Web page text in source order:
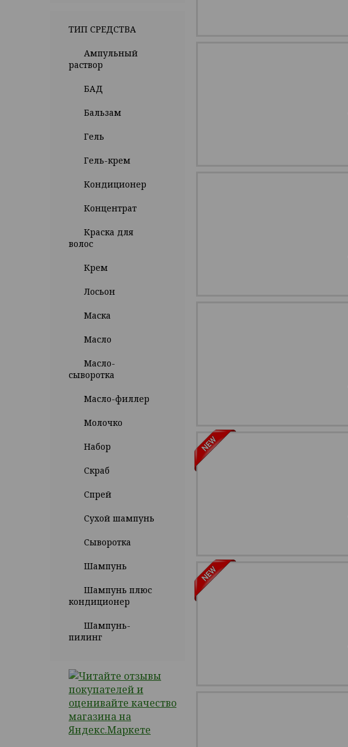
ТИП СРЕДСТВА
Ампульный
раствор
БАД
Бальзам
Гель
Гель-крем
Кондиционер
Концентрат
Краска для
волос
Крем
Лосьон
Маска
Масло
Масло-
сыворотка
Масло-филлер
Молочко
Набор
Скраб
Спрей
Сухой шампунь
Сыворотка
Шампунь
Шампунь плюс
кондиционер
Шампунь-
пилинг